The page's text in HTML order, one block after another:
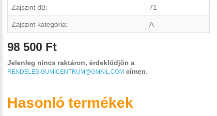
Zajszint dB: 71
Zajszint kategória: A
98 500 Ft
Jelenleg nincs raktáron, érdeklődjön a
RENDELES.GUMICENTRUM@GMAIL.COM címen
Hasonló termékek